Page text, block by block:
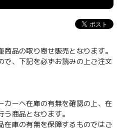
品の取り寄せ販売となります。
で、下記を必ずお読みの上ご注文
カーへ在庫の有無を確認の上、在
商品となります。
在庫の有無を保障するものではご